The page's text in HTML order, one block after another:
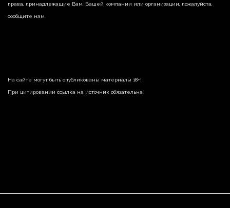
права, принадлежащие Вам, Вашей компании или организации, пожалуйста,
сообщите нам.
На сайте могут быть опубликованы материалы 18+!
При цитировании ссылка на источник обязательна.